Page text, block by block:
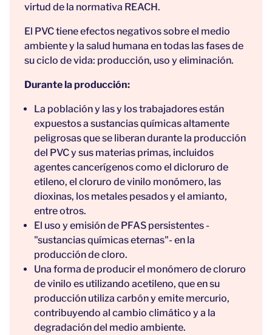
virtud de la normativa REACH.
El PVC tiene efectos negativos sobre el medio
ambiente y la salud humana en todas las fases de
su ciclo de vida: producción, uso y eliminación.
Durante la producción:
La población y las y los trabajadores están
expuestos a sustancias químicas altamente
peligrosas que se liberan durante la producción
del PVC y sus materias primas, incluidos
agentes cancerígenos como el dicloruro de
etileno, el cloruro de vinilo monómero, las
dioxinas, los metales pesados y el amianto,
entre otros.
El uso y emisión de PFAS persistentes -
"sustancias químicas eternas"- en la
producción de cloro.
Una forma de producir el monómero de cloruro
de vinilo es utilizando acetileno, que en su
producción utiliza carbón y emite mercurio,
contribuyendo al cambio climático y a la
degradación del medio ambiente.